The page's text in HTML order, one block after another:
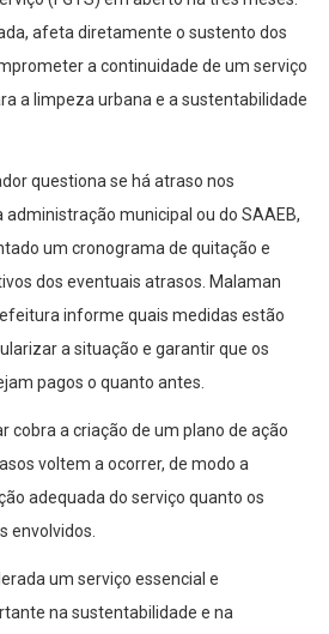
afeta diretamente o sustento dos
a continuidade de um serviço
a limpeza urbana e a sustentabilidade
questiona se há atraso nos
municipal ou do SAAEB,
um cronograma de quitação e
dos eventuais atrasos. Malaman
informe quais medidas estão
a situação e garantir que os
pagos o quanto antes.
cobra a criação de um plano de ação
voltem a ocorrer, de modo a
adequada do serviço quanto os
envolvidos.
um serviço essencial e
na sustentabilidade e na